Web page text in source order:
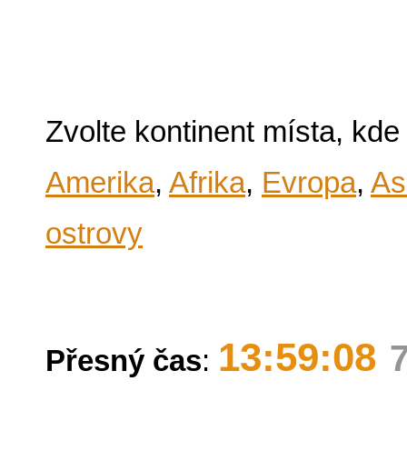
Zvolte kontinent místa,
Amerika, Afrika, Evropa,
ostrovy
Přesný čas: 13:59:08